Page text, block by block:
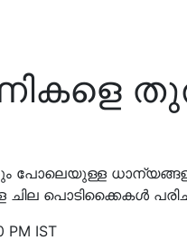
പോലെയുള്ള
പൊടിക്കൈകൾ
PM IST